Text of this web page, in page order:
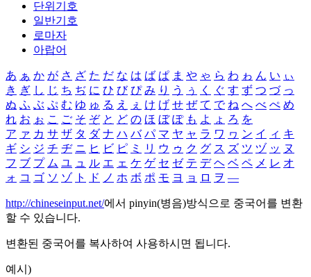
단위기호
일반기호
로마자
아랍어
あ ぁ か が さ ざ た だ な は ば ぱ ま や ゃ ら わ ゎ ん い ぃ
き ぎ し じ ち ぢ に ひ び ぴ み り う ぅ く ぐ す ず つ づ っ
ぬ ふ ぶ ぷ む ゆ ゅ る え ぇ け げ せ ぜ て で ね へ べ ぺ め
れ お ぉ こ ご そ ぞ と ど の ほ ぼ ぽ も よ ょ ろ を
ア ァ カ サ ザ タ ダ ナ ハ バ パ マ ヤ ャ ラ ワ ヮ ン イ ィ キ
ギ シ ジ チ ヂ ニ ヒ ビ ピ ミ リ ウ ゥ ク グ ス ズ ツ ヅ ッ ヌ
フ ブ プ ム ユ ュ ル エ ェ ケ ゲ セ ゼ テ デ ヘ ベ ペ メ レ オ
ォ コ ゴ ソ ゾ ト ド ノ ホ ボ ポ モ ヨ ョ ロ ヲ ―
http://chineseinput.net/에서 pinyin(병음)방식으로 중국어를 변환
할 수 있습니다.
변환된 중국어를 복사하여 사용하시면 됩니다.
예시)